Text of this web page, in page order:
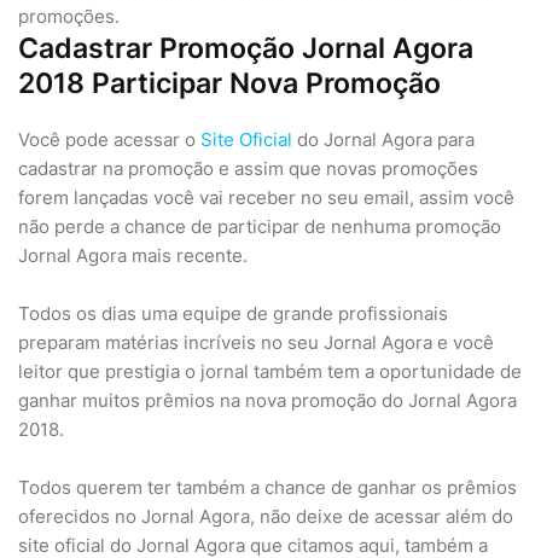
promoções.
Cadastrar Promoção Jornal Agora
2018 Participar Nova Promoção
Você pode acessar o Site Oficial do Jornal Agora para
cadastrar na promoção e assim que novas promoções
forem lançadas você vai receber no seu email, assim você
não perde a chance de participar de nenhuma promoção
Jornal Agora mais recente.
Todos os dias uma equipe de grande profissionais
preparam matérias incríveis no seu Jornal Agora e você
leitor que prestigia o jornal também tem a oportunidade de
ganhar muitos prêmios na nova promoção do Jornal Agora
2018.
Todos querem ter também a chance de ganhar os prêmios
oferecidos no Jornal Agora, não deixe de acessar além do
site oficial do Jornal Agora que citamos aqui, também a